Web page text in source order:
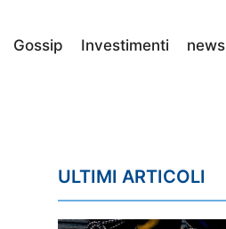
Gossip Investimenti news
ULTIMI ARTICOLI